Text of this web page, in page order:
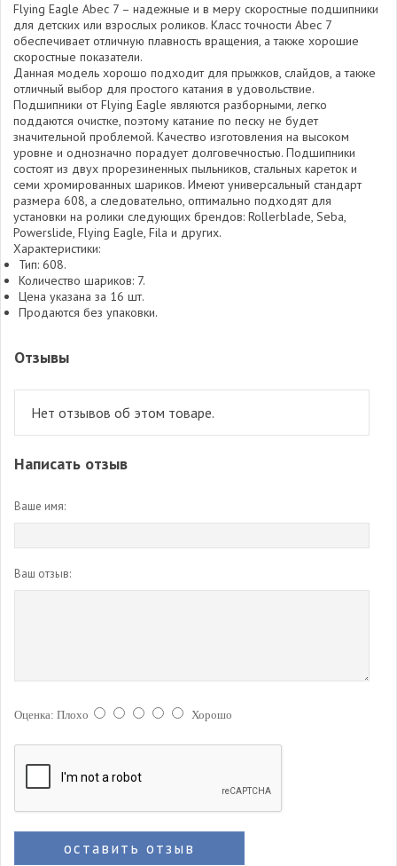
Flying Eagle Abec 7 – надежные и в меру скоростные подшипники
для детских или взрослых роликов. Класс точности Abec 7
обеспечивает отличную плавность вращения, а также хорошие
скоростные показатели.
Данная модель хорошо подходит для прыжков, слайдов, а также
отличный выбор для простого катания в удовольствие.
Подшипники от Flying Eagle являются разборными, легко
поддаются очистке, поэтому катание по песку не будет
значительной проблемой. Качество изготовления на высоком
уровне и однозначно порадует долговечностью. Подшипники
состоят из двух прорезиненных пыльников, стальных кареток и
семи хромированных шариков. Имеют универсальный стандарт
размера 608, а следовательно, оптимально подходят для
установки на ролики следующих брендов: Rollerblade, Seba,
Powerslide, Flying Eagle, Fila и других.
Характеристики:
Тип: 608.
Количество шариков: 7.
Цена указана за 16 шт.
Продаются без упаковки.
Отзывы
Нет отзывов об этом товаре.
Написать отзыв
Ваше имя:
Ваш отзыв:
Оценка: Плохо Хорошо
оставить отзыв